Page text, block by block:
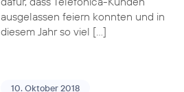
ausgelassen feiern konnten und in
diesem Jahr so viel […]
10. Oktober 2018